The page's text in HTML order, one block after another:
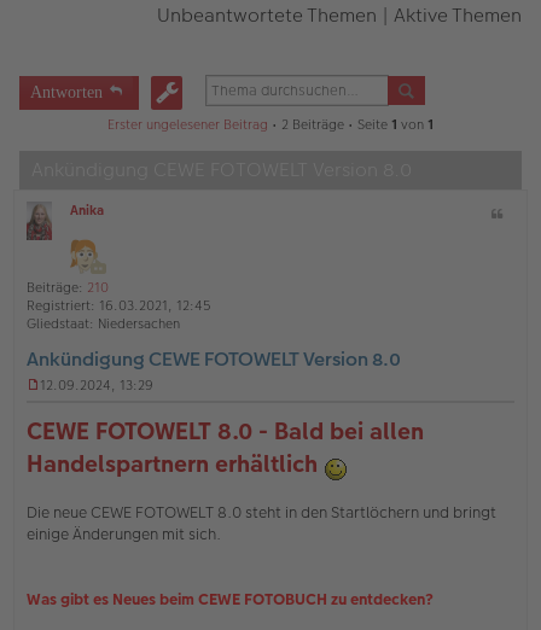
Unbeantwortete Themen | Aktive Themen
Antworten
Erster ungelesener Beitrag • 2 Beiträge • Seite 1 von 1
ff
n
e
Anika
Beiträge: 210
Registriert: 16.03.2021, 12:45
Gliedstaat: Niedersachen
Ankündigung CEWE FOTOWELT Version 8.0
g
e
l
s
n
B
12.09.2024, 13:29
CEWE FOTOWELT 8.0 - Bald bei allen
Handelspartnern erhältlich
Die neue CEWE FOTOWELT 8.0 steht in den Startlöchern und bringt
einige Änderungen mit sich.
Was gibt es Neues beim CEWE FOTOBUCH zu entdecken?